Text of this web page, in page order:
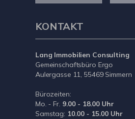
KONTAKT
Lang Immobilien Consulting
Gemeinschaftsbüro Ergo
Aulergasse 11, 55469 Simmern
Bürozeiten:
Mo. - Fr. 9.00 - 18.00 Uhr
Samstag: 10.00 - 15.00 Uhr